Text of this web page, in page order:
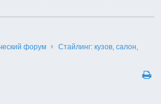
форyм
Стайлинг: кузов, салон,